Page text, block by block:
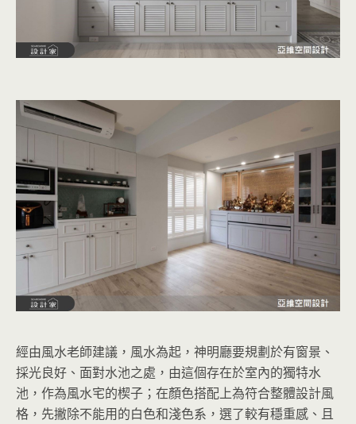
經由風水老師建議，風水為起，神明廳要規劃於有窗景、
採光良好、面對水池之處，由這個存在於室內的獨特水
池，作為風水宅的楔子；在顏色搭配上為符合整體設計風
格，先撇除不能用的白色和淺色系，選了較有穩重感、且